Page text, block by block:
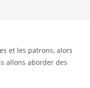
et les patrons, alors
allons aborder des